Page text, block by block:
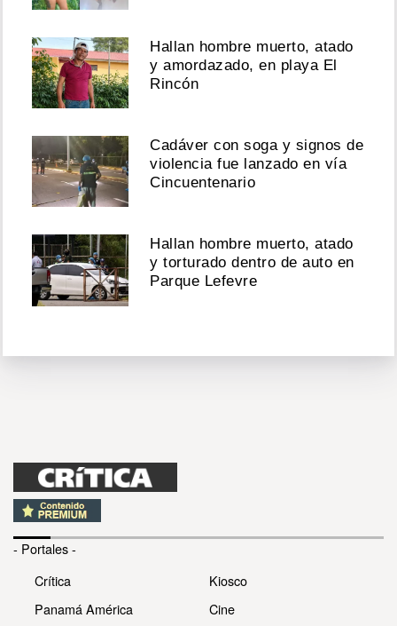
Hallan hombre muerto, atado
y amordazado, en playa El
Rincón
Cadáver con soga y signos de
violencia fue lanzado en vía
Cincuentenario
Hallan hombre muerto, atado
y torturado dentro de auto en
Parque Lefevre
- Portales -
Crítica
Panamá América
Kiosco
Cine